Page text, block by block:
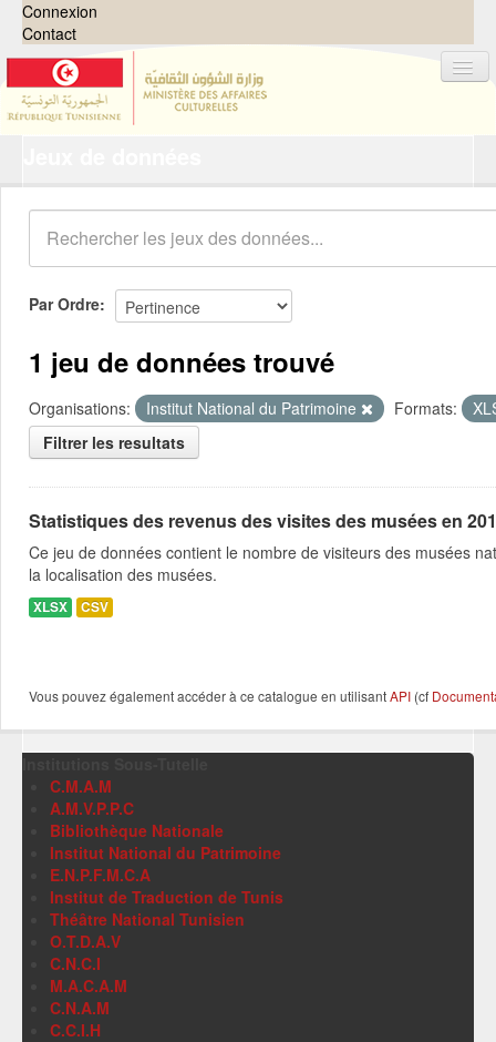
Connexion
Contact
Organisations
Groupes
Demandes 0
À propos
Par Ordre
1 jeu de données trouvé
Organisations: Institut National du Patrimoine Formats:
Filtrer les resultats
Statistiques des revenus des visites des musées en
Ce jeu de données contient le nombre de visiteurs des musées
la localisation des musées.
XLSX CSV
Vous pouvez également accéder à ce catalogue en utilisantAPI (cf
C.M.A.M
A.M.V.P.P.C
Bibliothèque Nationale
Institut National du Patrimoine
E.N.P.F.M.C.A
Institut de Traduction de Tunis
Théâtre National Tunisien
O.T.D.A.V
C.N.C.I
M.A.C.A.M
C.N.A.M
C.C.I.H